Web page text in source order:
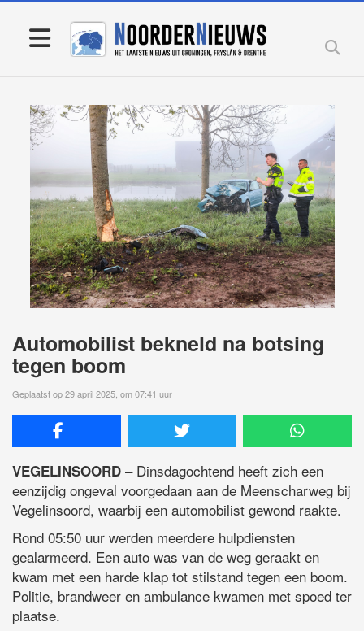
Automobilist bekneld na botsing
tegen boom
Geplaatst op 29 april 2025, om 07:41 uur
VEGELINSOORD – Dinsdagochtend heeft zich een
eenzijdig ongeval voorgedaan aan de Meenscharweg bij
Vegelinsoord, waarbij een automobilist gewond raakte.
Rond 05:50 uur werden meerdere hulpdiensten
gealarmeerd. Een auto was van de weg geraakt en
kwam met een harde klap tot stilstand tegen een boom.
Politie, brandweer en ambulance kwamen met spoed ter
plaatse.